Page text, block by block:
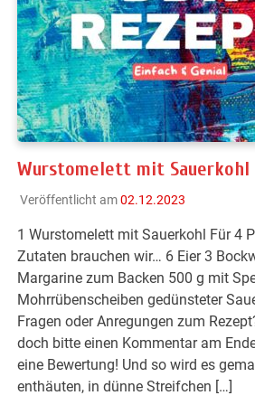
Wurstomelett mit Sauerkohl
Veröffentlicht am02.12.2023
1 Wurstomelett mit Sauerkohl Für 4
Zutaten brauchen wir… 6 Eier 3
Margarine zum Backen 500 g mit
Mohrrübenscheiben gedünsteter
Fragen oder Anregungen zum
doch bitte einen Kommentar am
eine Bewertung! Und so wird es
enthäuten, in dünne Streifchen […]